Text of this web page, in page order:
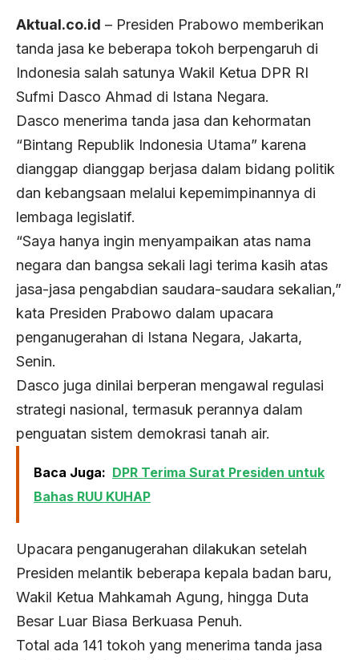
Aktual.co.id – Presiden Prabowo memberikan
tanda jasa ke beberapa tokoh berpengaruh di
Indonesia salah satunya Wakil Ketua DPR RI
Sufmi Dasco Ahmad di Istana Negara.
Dasco menerima tanda jasa dan kehormatan
“Bintang Republik Indonesia Utama” karena
dianggap dianggap berjasa dalam bidang politik
dan kebangsaan melalui kepemimpinannya di
lembaga legislatif.
“Saya hanya ingin menyampaikan atas nama
negara dan bangsa sekali lagi terima kasih atas
jasa-jasa pengabdian saudara-saudara sekalian,”
kata Presiden Prabowo dalam upacara
penganugerahan di Istana Negara, Jakarta,
Senin.
Dasco juga dinilai berperan mengawal regulasi
strategi nasional, termasuk perannya dalam
penguatan sistem demokrasi tanah air.
Baca Juga: DPR Terima Surat Presiden untuk
Bahas RUU KUHAP
Upacara penganugerahan dilakukan setelah
Presiden melantik beberapa kepala badan baru,
Wakil Ketua Mahkamah Agung, hingga Duta
Besar Luar Biasa Berkuasa Penuh.
Total ada 141 tokoh yang menerima tanda jasa